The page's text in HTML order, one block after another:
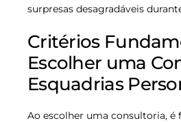
surpresas desagradáveis
Critérios
Escolher uma
Esquadrias
Ao escolher uma consultoria, é